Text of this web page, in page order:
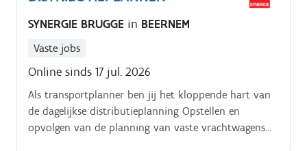
chauffeurs, collega's en externe partners
Administratieve opvolging van transportactiviteiten
SYNERGIE BRUGGE in BEERNEM
Vaste jobs
Online sinds 17 jul. 2026
Als transportplanner ben jij het kloppende hart van
de dagelijkse distributieplanning Opstellen en
opvolgen van de planning van vaste vrachtwagens